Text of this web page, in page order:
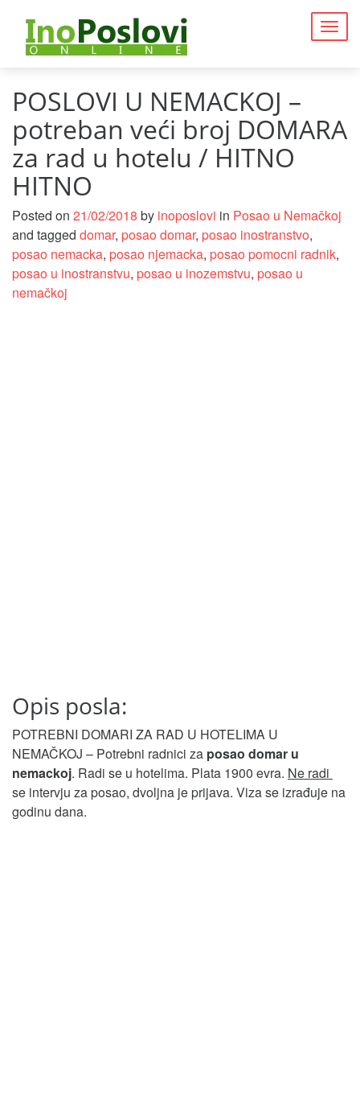
POSLOVI U NEMACKOJ –
potreban veći broj DOMARA
za rad u hotelu / HITNO
HITNO
Posted on 21/02/2018 by inoposlovi in Posao u Nemačkoj
and tagged domar, posao domar, posao inostranstvo,
posao nemacka, posao njemacka, posao pomocni radnik,
posao u inostranstvu, posao u inozemstvu, posao u
nemačkoj
Opis posla:
POTREBNI DOMARI ZA RAD U HOTELIMA U
NEMAČKOJ – Potrebni radnici za posao domar u
nemackoj. Radi se u hotelima. Plata 1900 evra. Ne radi
se intervju za posao, dvoljna je prijava. Viza se izrađuje na
godinu dana.